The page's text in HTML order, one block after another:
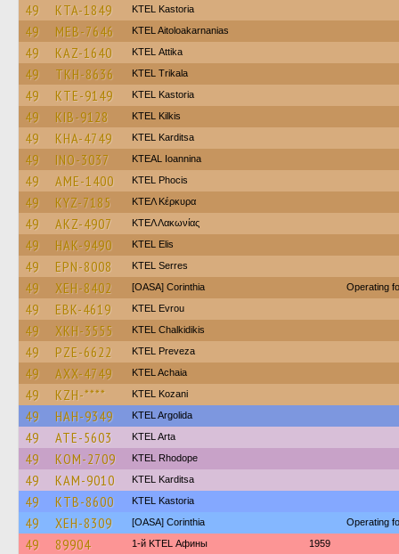
49 KTA-1849 KTEL Kastoria
49 MEB-7646 KTEL Aitoloakarnanias
49 KAZ-1640 KΤΕL Αttika
49 TKH-8636 ΚΤΕL Τrikala
49 KTE-9149 KTEL Kastoria
49 KIB-9128 KTEL Kilkis
49 KHA-4749 ΚΤΕL Karditsa
49 INO-3037 KTEAL Ioannina
49 AME-1400 ΚΤΕL Phocis
49 KYZ-7185 ΚΤΕΛ Κέρκυρα
49 AKZ-4907 ΚΤΕΛ Λακωνίας
49 HAK-9490 KTEL Elis
49 EPN-8008 KTEL Serres
49 XEH-8402 [OASA] Corinthia Operating
49 EBK-4619 KTEL Evrou
49 XKH-3555 ΚΤΕL Chalkidikis
49 PZE-6622 KTEL Preveza
49 AXX-4749 KTEL Achaia
49 KZH-**** ΚΤΕL Kozani
49 HAH-9349 KTEL Argolida
49 ATE-5603 KTEL Arta
49 KOM-2709 KTEL Rhodope
49 KAM-9010 ΚΤΕL Karditsa
49 KTB-8600 KTEL Kastoria
49 XEH-8309 [OASA] Corinthia Operating
49 89904 1-й KTEL Афины 1959